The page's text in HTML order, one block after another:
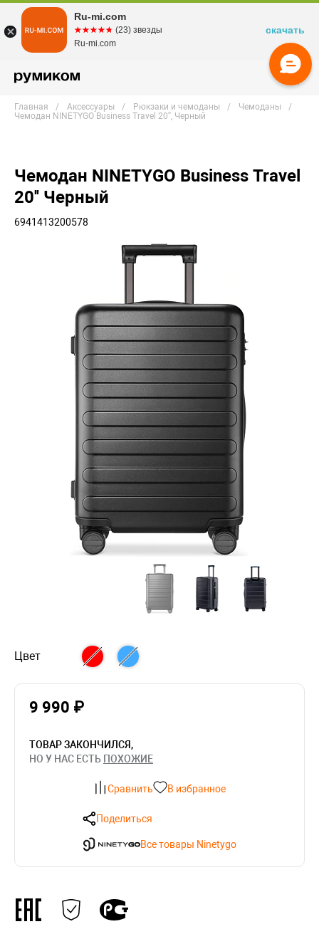
Главная Аксессуары Рюкзаки и чемоданы
Чемоданы
Чемодан NINETYGO Business Travel 20'', Черный
Чемодан NINETYGO Business Travel
20'' Черный
6941413200578
Цвет
9 990 ₽
ТОВАР ЗАКОНЧИЛСЯ,
НО У НАС ЕСТЬ ПОХОЖИЕ
Сравнить В избранное
Поделиться
Все товары Ninetygo
Ru-mi.com
☆☆☆☆☆
★★★★★ (23) звезды
Ru-mi.com
скачать